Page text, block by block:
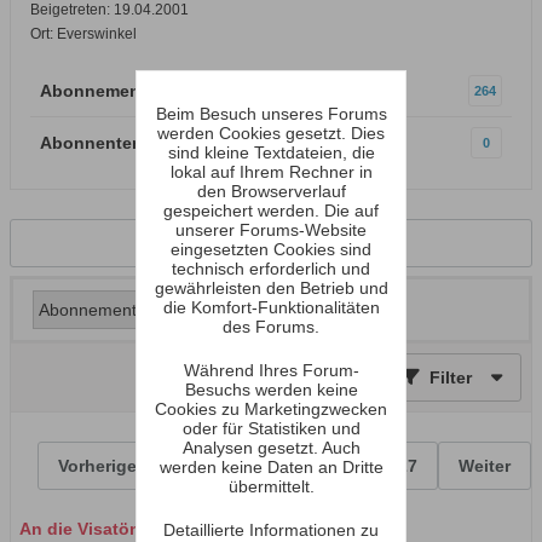
Beigetreten: 19.04.2001
Ort: Everswinkel
Abonnements 264
Abonnenten 0
Zurück zum Profil
Filter
Vorherige 1 2 3 12 27 Weiter
An die Visatöner einen lieben Dank
Beim Besuch unseres Forums
werden Cookies gesetzt. Dies
sind kleine Textdateien, die
lokal auf Ihrem Rechner in
den Browserverlauf
gespeichert werden. Die auf
unserer Forums-Website
eingesetzten Cookies sind
technisch erforderlich und
gewährleisten den Betrieb und
die Komfort-Funktionalitäten
des Forums.
Während Ihres Forum-
Besuchs werden keine
Cookies zu Marketingzwecken
oder für Statistiken und
Analysen gesetzt. Auch
werden keine Daten an Dritte
übermittelt.
Detaillierte Informationen zu